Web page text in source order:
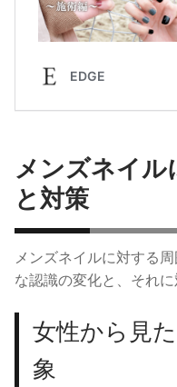
メンズネイル
と対策
メンズネイルに対する
な認識の変化と、それ
女性から見
象